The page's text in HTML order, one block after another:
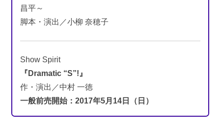
昌平～
脚本・演出／小柳 奈穂子
Show Spirit
『Dramatic “S”!』
作・演出／中村 一徳
一般前売開始：2017年5月14日（日）